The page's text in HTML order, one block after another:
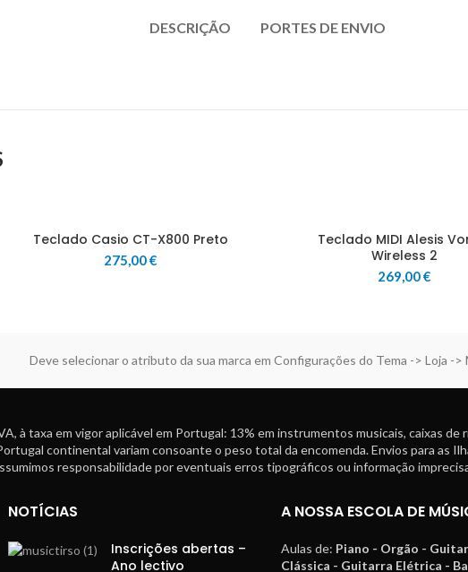
DESCRIÇÃO PORTES DE ENVIO
Teclado Casio CT-X800 Preto
275,00€
Teclado MIDI Alesis
Wireless 2
269,00€
Deve selecionar o atributo da sua marca em Configurações do Tema -> Loja ->
à taxa em vigor aplicável em Portugal: 13% em instrumentos musicais, caixas
continental variam consoante o peso total da encomenda. Envios para as
responsabilidade por eventuais erros tipográficos ou informação
NOTÍCIAS
Inscrições abertas –
Ano lectivo
A NOSSA ESCOLA DE
Aulas de: Piano - Orgão -
Clássica - Guitarra Elétrica -